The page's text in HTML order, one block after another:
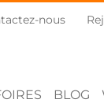
nous
BLOG